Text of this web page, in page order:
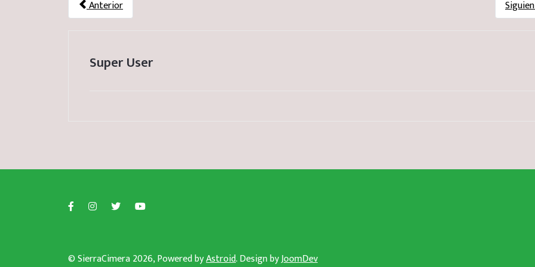
Anterior
Super User
© SierraCimera 2026, Powered byAstroid. Design byJoomDev